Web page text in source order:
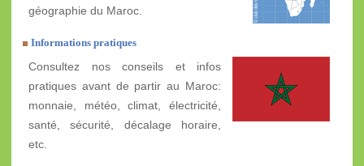
géographie du Maroc.
Informations pratiques
Consultez nos conseils et infos
pratiques avant de partir au Maroc:
monnaie, météo, climat, électricité,
santé, sécurité, décalage horaire,
etc.